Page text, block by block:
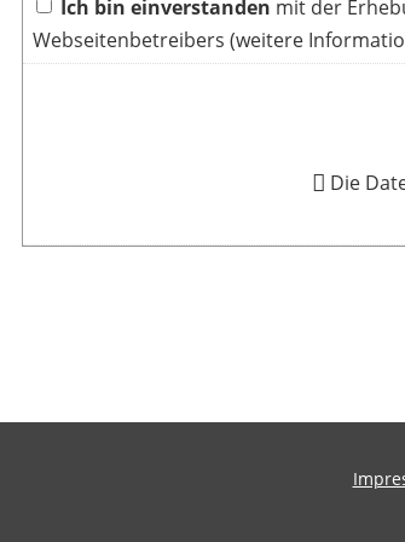
Ich bin einverstanden mit der
Webseitenbetreibers (weitere
Die